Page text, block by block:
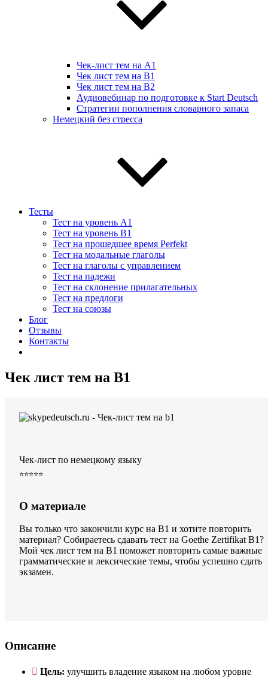
Чек-лист тем на А1
Чек лист тем на B1
Чек лист тем на B2
Аудиовебинар по подготовке к Start Deutsch
Стратегии пополнения словарного запаса
Немецкий без стресса
Тесты
Тест на уровень A1
Тест на уровень B1
Тест на прошедшее время Perfekt
Тест на модальные глаголы
Тест на глаголы с управлением
Тест на падежи
Тест на склонение прилагательных
Тест на предлоги
Тест на союзы
Блог
Отзывы
Контакты
Чек лист тем на B1
Чек-лист по немецкому языку
⭐⭐⭐⭐⭐
О материале
Вы только что закончили курс на B1 и хотите повторить
материал? Собираетесь сдавать тест на Goethe Zertifikat B1?
Мой чек лист тем на B1 поможет повторить самые важные
грамматические и лексические темы, чтобы успешно сдать
экзамен.
Описание
Цель: улучшить владение языком на любом уровне